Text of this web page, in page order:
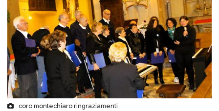
coro montechiaro ringraziamenti